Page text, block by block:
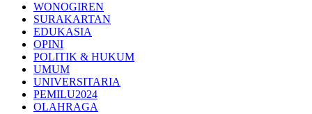
WONOGIREN
SURAKARTAN
EDUKASIA
OPINI
POLITIK & HUKUM
UMUM
UNIVERSITARIA
PEMILU2024
OLAHRAGA